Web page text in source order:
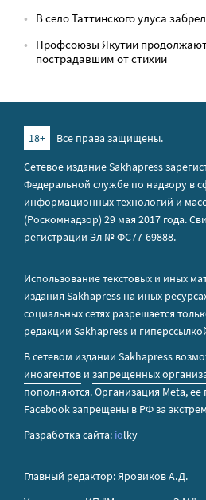
В село Таттинского улуса
Профсоюзы Якутии
пострадавшим от стихии
18+
Все права защищены.
Сетевое издание Sakhapress
Федеральной службе по надзору в
информационных технологий и
(Роскомнадзор) 29 мая 2017 года.
регистрации Эл № ФС77-69888.
Использование текстовых и иных
издания Sakhapress на иных
социальных сетях разрешается
редакции Sakhapress и
В сетевом издании Sakhapress
иноагентов и запрещенных
пополняются. Организация Metа,
Facebook запрещены в РФ за
Разработка сайта: iolky
Главный редактор: Яровиков А.Д.